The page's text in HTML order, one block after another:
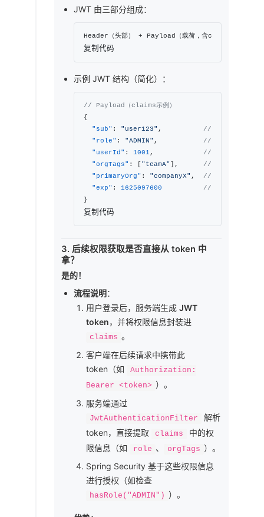
JWT 由三部分组成：
复制代码
示例 JWT 结构（简化）：
// Payload（claims示例）
{
"sub" : "user123" ,
// 用户名（
"role" : "ADMIN" ,
// 角色
"userId" : 1001 ,
// 用户ID
"orgTags" : [ "teamA" ] ,
// 组织标签
"primaryOrg" : "companyX" ,
// 主组织
"exp" : 1625097600
// 过期时间
}
复制代码
3. 后续权限获取是否直接从 token 中
拿？
是的！
流程说明：
用户登录后，服务端生成 JWT
token，并将权限信息封装进
claims 。
客户端在后续请求中携带此
token（如
Authorization:
Bearer <token> ）。
服务端通过
JwtAuthenticationFilter
解析
token，直接提取
claims
中的权
限信息（如
role 、 orgTags ）。
Spring Security 基于这些权限信息
进行授权（如检查
hasRole("ADMIN") ）。